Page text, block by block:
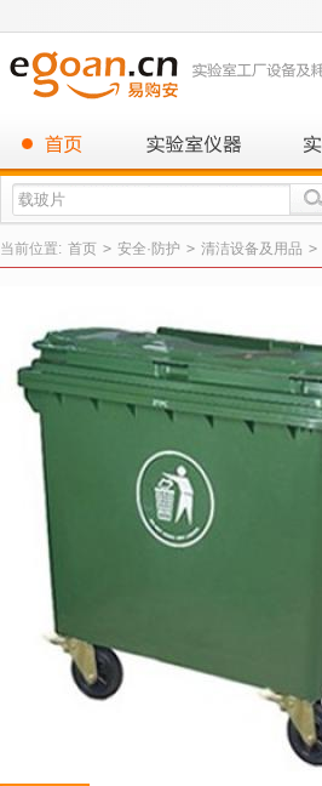
当前位置: 首页 > 安全·防护 > 清洁设备及用品 >